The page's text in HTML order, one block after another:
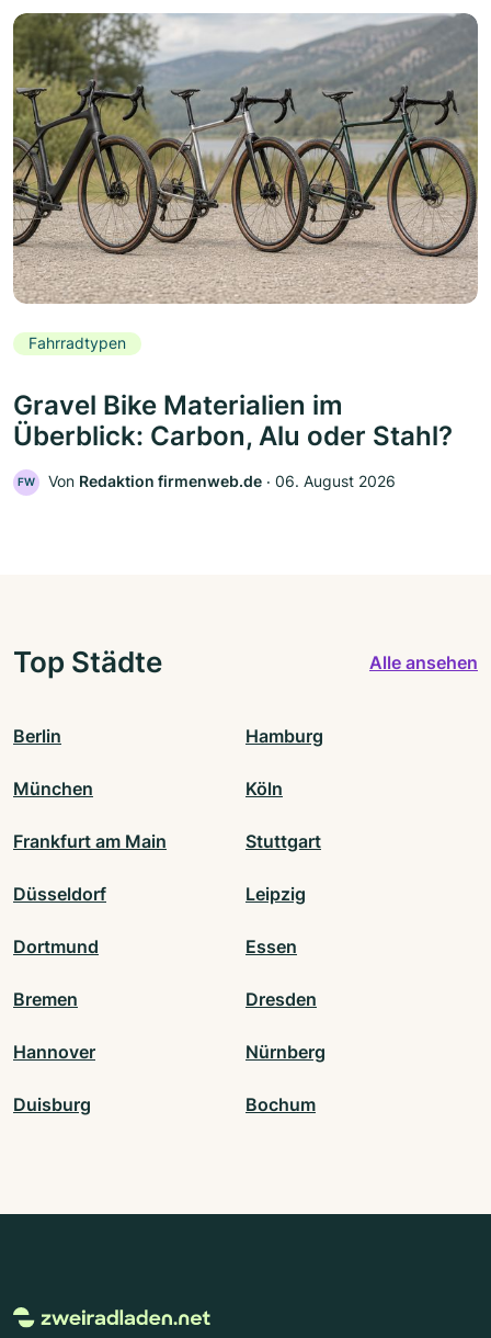
Fahrradtypen
Gravel Bike Materialien im
Überblick: Carbon, Alu oder Stahl?
FW Von Redaktion firmenweb.de ‧ 06. August 2026
Top Städte Alle ansehen
Berlin Hamburg
München Köln
Frankfurt am Main Stuttgart
Düsseldorf Leipzig
Dortmund Essen
Bremen Dresden
Hannover Nürnberg
Duisburg Bochum